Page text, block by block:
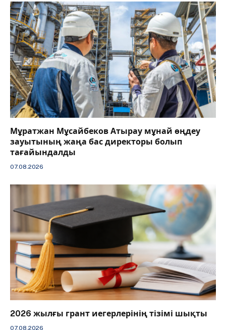
Мұратжан Мұсайбеков Атырау мұнай өңдеу
зауытының жаңа бас директоры болып
тағайындалды
07.08.2026
2026 жылғы грант иегерлерінің тізімі шықты
07.08.2026